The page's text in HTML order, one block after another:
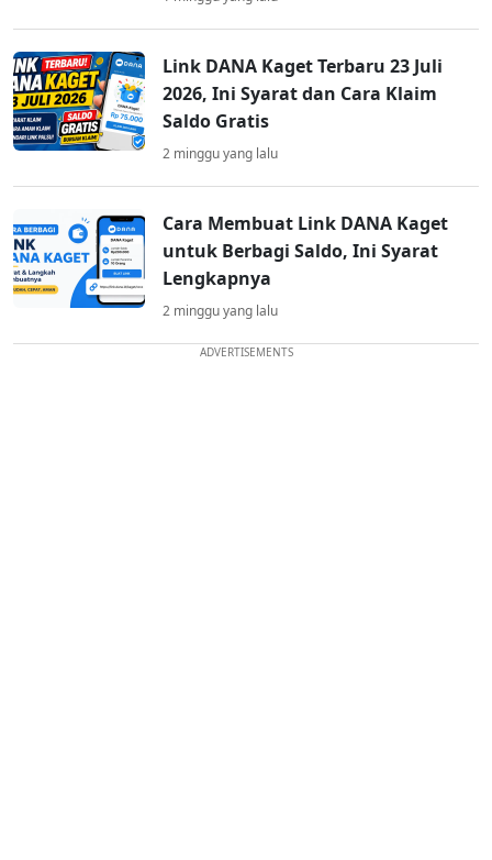
Link DANA Kaget Terbaru 23 Juli
2026, Ini Syarat dan Cara Klaim
Saldo Gratis
2 minggu yang lalu
Cara Membuat Link DANA Kaget
untuk Berbagi Saldo, Ini Syarat
Lengkapnya
2 minggu yang lalu
ADVERTISEMENTS